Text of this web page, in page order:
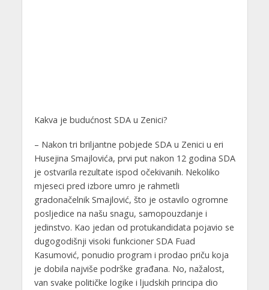
Kakva je budućnost SDA u Zenici?
– Nakon tri briljantne pobjede SDA u Zenici u eri
Husejina Smajlovića, prvi put nakon 12 godina SDA
je ostvarila rezultate ispod očekivanih. Nekoliko
mjeseci pred izbore umro je rahmetli
gradonačelnik Smajlović, što je ostavilo ogromne
posljedice na našu snagu, samopouzdanje i
jedinstvo. Kao jedan od protukandidata pojavio se
dugogodišnji visoki funkcioner SDA Fuad
Kasumović, ponudio program i prodao priču koja
je dobila najviše podrške građana. No, nažalost,
van svake političke logike i ljudskih principa dio